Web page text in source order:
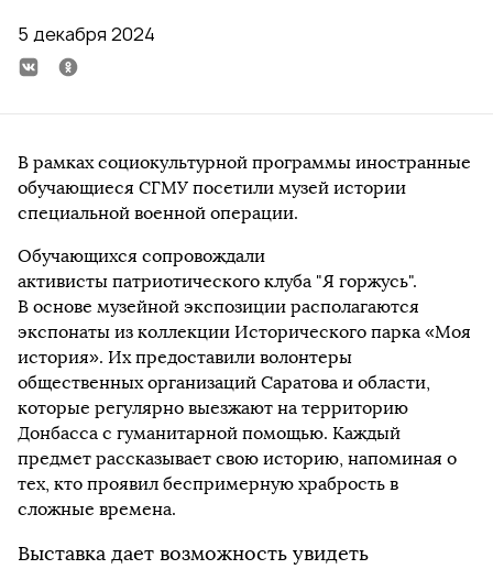
5 декабря 2024
В рамках социокультурной программы иностранные
обучающиеся СГМУ посетили музей истории
специальной военной операции.
Обучающихся сопровождали
активисты патриотического клуба "Я горжусь".
В основе музейной экспозиции располагаются
экспонаты из коллекции Исторического парка «Моя
история». Их предоставили волонтеры
общественных организаций Саратова и области,
которые регулярно выезжают на территорию
Донбасса с гуманитарной помощью. Каждый
предмет рассказывает свою историю, напоминая о
тех, кто проявил беспримерную храбрость в
сложные времена.
Выставка дает возможность увидеть